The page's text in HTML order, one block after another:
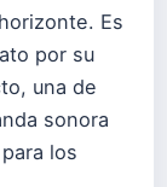
Es
por su
una de
sonora
los